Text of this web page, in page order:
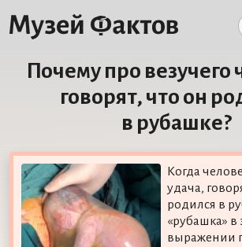
Почему про везучего
говорят, что он
в рубашке?
Когда
удача,
родился в
«рубашка» в
выражении